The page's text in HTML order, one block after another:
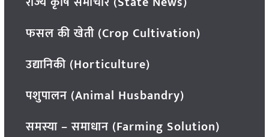
फसल की खेती (Crop Cultivation)
उद्यानिकी (Horticulture)
पशुपालन (Animal Husbandry)
समस्या – समाधान (Farming Solution)